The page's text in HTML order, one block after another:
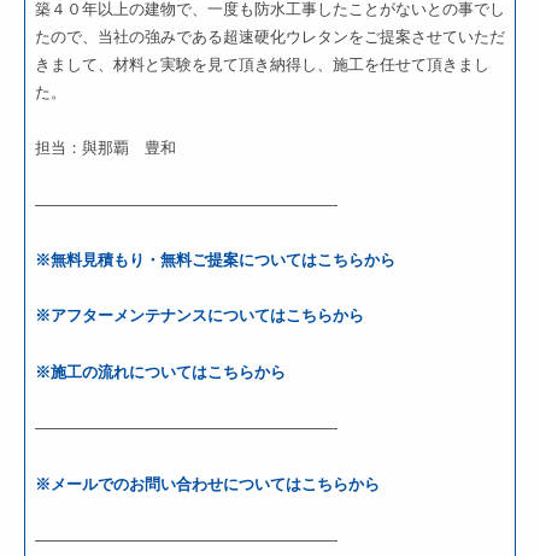
築４０年以上の建物で、一度も防水工事したことがないとの事でし
たので、当社の強みである超速硬化ウレタンをご提案させていただ
きまして、材料と実験を見て頂き納得し、施工を任せて頂きまし
た。
担当：與那覇 豊和
———————————————————-
※無料見積もり・無料ご提案についてはこちらから
※アフターメンテナンスについてはこちらから
※施工の流れについてはこちらから
———————————————————-
※メールでのお問い合わせについてはこちらから
———————————————————-